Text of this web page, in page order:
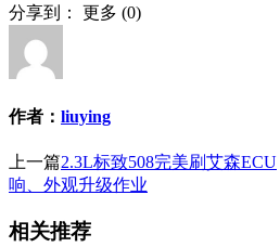
分享到： 更多 (0)
作者： liuying
上一篇2.3L标致508完美刷艾森ECU
响、外观升级作业
相关推荐